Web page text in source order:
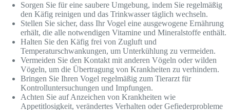
Sorgen Sie für eine saubere Umgebung, indem Sie regelmäßig
den Käfig reinigen und das Trinkwasser täglich wechseln.
Stellen Sie sicher, dass Ihr Vogel eine ausgewogene Ernährung
erhält, die alle notwendigen Vitamine und Mineralstoffe enthält.
Halten Sie den Käfig frei von Zugluft und
Temperaturschwankungen, um Unterkühlung zu vermeiden.
Vermeiden Sie den Kontakt mit anderen Vögeln oder wilden
Vögeln, um die Übertragung von Krankheiten zu verhindern.
Bringen Sie Ihren Vogel regelmäßig zum Tierarzt für
Kontrolluntersuchungen und Impfungen.
Achten Sie auf Anzeichen von Krankheiten wie
Appetitlosigkeit, verändertes Verhalten oder Gefiederprobleme